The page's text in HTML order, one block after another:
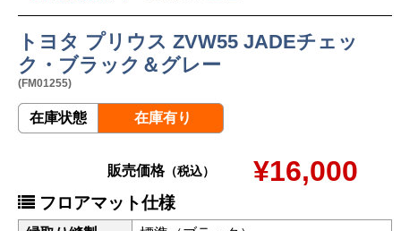
トヨタ プリウス ZVW55 JADEチェッ
ク・ブラック＆グレー
(FM01255)
在庫状態 在庫有り
販売価格（税込） ¥16,000
フロアマット仕様